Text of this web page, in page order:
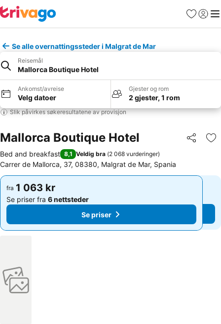
Favoritter
Logg
Se alle overnattingssteder i Malgrat de Mar
Reisemål
Mallorca Boutique Hotel
Ankomst/avreise
Velg datoer
Gjester og rom
2 gjester, 1 rom
Slik påvirkes søkeresultatene av provisjon
Mallorca Boutique Hotel Del
Bed and breakfast 8,1 Veldig bra (2 068 vurderinger)
Carrer de Mallorca, 37, 08380, Malgrat de Mar, Spania
fra 1 063 kr
Se priser fra 6 nettsteder
Se priser
fra 1 063 kr
Se priser fra 6 nettsteder
Se priser